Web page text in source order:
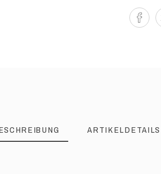
ARTIKELDETAILS